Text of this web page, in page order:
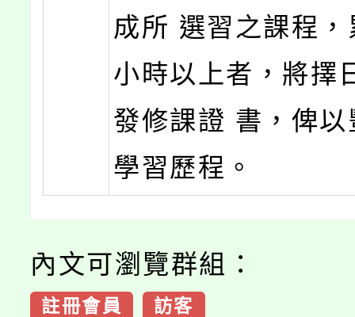
成所 選習之課程
小時以上者，將擇
發修課證 書，俾
學習歷程。
內文可瀏覽群組：
註冊會員 訪客